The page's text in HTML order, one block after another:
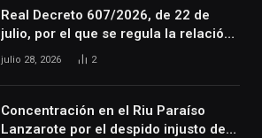
Real Decreto 607/2026, de 22 de
julio, por el que se regula la relación
laboral especial de las personas
en las artes escénicas, audiovisuales
y musicales, así como de las
personas que realizan actividades
julio 28, 2026 2
Concentración en el Riu Paraíso
Lanzarote por el despido injusto de